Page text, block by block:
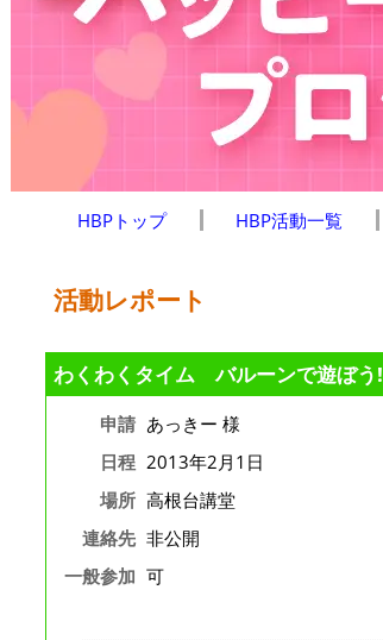
HBPトップ HBP活動一覧
活動レポート
わくわくタイム バルーンで遊ぼう!
申請 あっきー 様
日程 2013年2月1日
場所 高根台講堂
連絡先 非公開
一般参加 可